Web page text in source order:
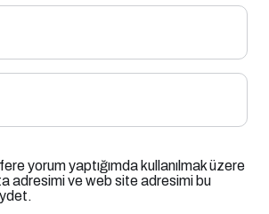
yorum yaptığımda kullanılmak üzere
adresimi ve web site adresimi bu